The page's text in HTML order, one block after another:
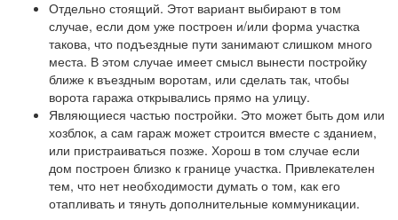
Отдельно стоящий. Этот вариант выбирают в том
случае, если дом уже построен и/или форма участка
такова, что подъездные пути занимают слишком много
места. В этом случае имеет смысл вынести постройку
ближе к въездным воротам, или сделать так, чтобы
ворота гаража открывались прямо на улицу.
Являющиеся частью постройки. Это может быть дом или
хозблок, а сам гараж может строится вместе с зданием,
или пристраиваться позже. Хорош в том случае если
дом построен близко к границе участка. Привлекателен
тем, что нет необходимости думать о том, как его
отапливать и тянуть дополнительные коммуникации.